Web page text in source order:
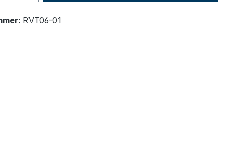
RVT06-01